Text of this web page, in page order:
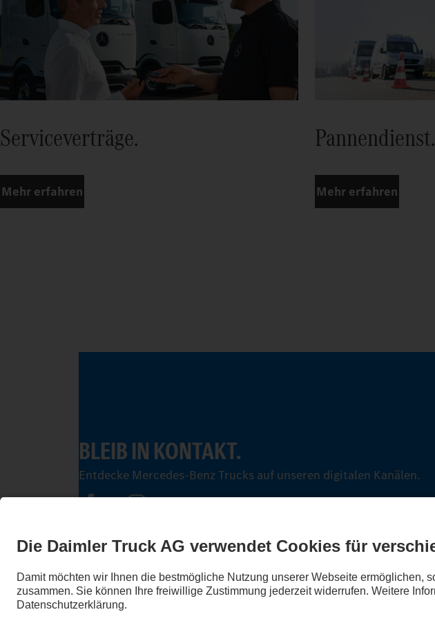
Serviceverträge.
Mehr erfahren
Pannendienst.
Mehr erfahren
BLEIB IN KONTAKT.
Entdecke Mercedes-Benz Trucks auf unseren digitalen Kanälen.